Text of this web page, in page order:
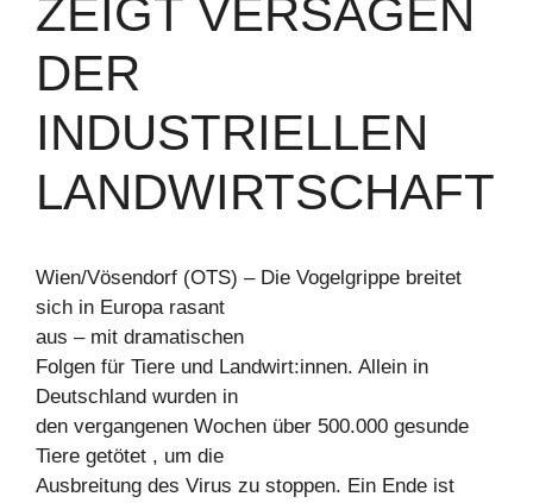
ZEIGT VERSAGEN
DER
INDUSTRIELLEN
LANDWIRTSCHAFT
Wien/Vösendorf (OTS) – Die Vogelgrippe breitet
sich in Europa rasant
aus – mit dramatischen
Folgen für Tiere und Landwirt:innen. Allein in
Deutschland wurden in
den vergangenen Wochen über 500.000 gesunde
Tiere getötet , um die
Ausbreitung des Virus zu stoppen. Ein Ende ist